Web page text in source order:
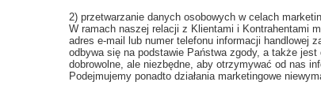
2) przetwarzanie danych osobowych w celach
W ramach naszej relacji z Klientami i Kontrahentami
adres e-mail lub numer telefonu informacji handlowej
odbywa się na podstawie Państwa zgody, a także
dobrowolne, ale niezbędne, aby otrzymywać od nas
Podejmujemy ponadto działania marketingowe